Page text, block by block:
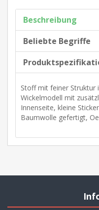
Beschreibung
Beliebte Begriffe
Stoff mit feiner Struktur
Wickelmodell mit
Innenseite, kleine
Baumwolle gefertigt,